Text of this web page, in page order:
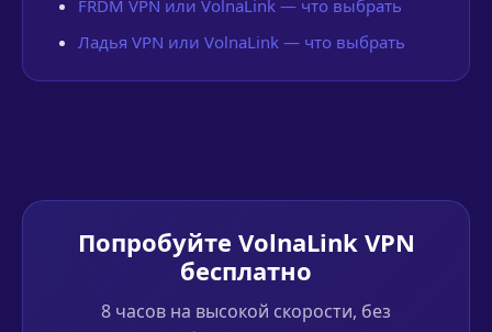
FRDM VPN или VolnaLink — что выбрать
Ладья VPN или VolnaLink — что выбрать
Попробуйте VolnaLink VPN
бесплатно
8 часов на высокой скорости, без